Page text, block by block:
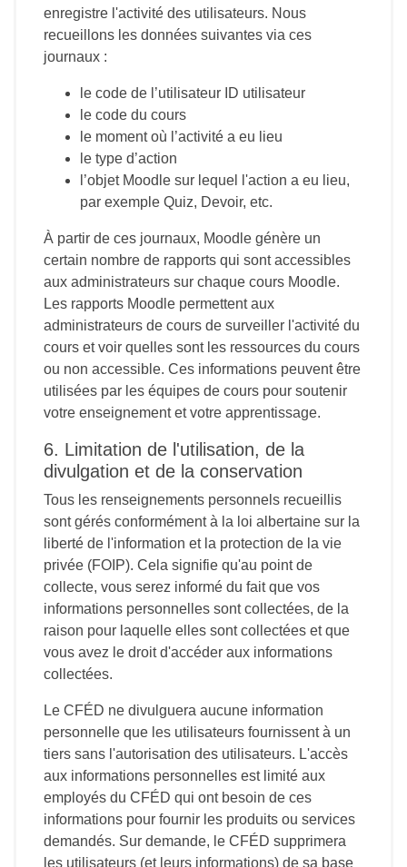
enregistre l'activité des utilisateurs. Nous
recueillons les données suivantes via ces
journaux :
le code de l’utilisateur ID utilisateur
le code du cours
le moment où l’activité a eu lieu
le type d’action
l’objet Moodle sur lequel l'action a eu lieu,
par exemple Quiz, Devoir, etc.
À partir de ces journaux, Moodle génère un
certain nombre de rapports qui sont accessibles
aux administrateurs sur chaque cours Moodle.
Les rapports Moodle permettent aux
administrateurs de cours de surveiller l'activité du
cours et voir quelles sont les ressources du cours
ou non accessible. Ces informations peuvent être
utilisées par les équipes de cours pour soutenir
votre enseignement et votre apprentissage.
6. Limitation de l'utilisation, de la
divulgation et de la conservation
Tous les renseignements personnels recueillis
sont gérés conformément à la loi albertaine sur la
liberté de l'information et la protection de la vie
privée (FOIP). Cela signifie qu'au point de
collecte, vous serez informé du fait que vos
informations personnelles sont collectées, de la
raison pour laquelle elles sont collectées et que
vous avez le droit d'accéder aux informations
collectées.
Le CFÉD ne divulguera aucune information
personnelle que les utilisateurs fournissent à un
tiers sans l'autorisation des utilisateurs. L'accès
aux informations personnelles est limité aux
employés du CFÉD qui ont besoin de ces
informations pour fournir les produits ou services
demandés. Sur demande, le CFÉD supprimera
les utilisateurs (et leurs informations) de sa base